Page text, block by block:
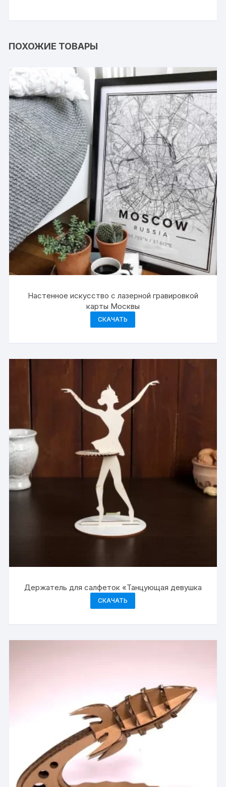
ПОХОЖИЕ ТОВАРЫ
Настенное искусство с лазерной гравировкой
карты Москвы
СКАЧАТЬ
Держатель для салфеток «Танцующая девушка
СКАЧАТЬ